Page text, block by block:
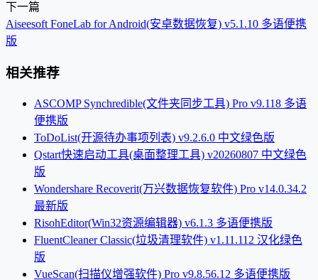
下一篇
Aiseesoft FoneLab for Android(安卓数据恢复) v5.1.10 多语便携
版
相关推荐
ASCOMP Synchredible(文件夹同步工具) Pro v9.118 多语
便携版
ToDoList(开源待办事项列表) v9.2.6.0 中文绿色版
Qstart快速启动工具(桌面整理工具) v20260807 中文绿色
版
Wondershare Recoverit(万兴数据恢复软件) Pro v14.0.34.2
最新版
RisohEditor(Win32资源编辑器) v6.1.3 多语便携版
FluentCleaner Classic(垃圾清理软件) v1.11.112 汉化绿色
版
VueScan(扫描仪增强软件) Pro v9.8.56.12 多语便携版